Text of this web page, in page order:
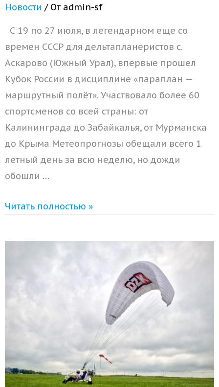
Новости / От admin-sf
С 19 по 27 июля, в легендарном еще со
времен СССР для дельтапланеристов с.
Аскарово (Южный Урал), впервые прошел
Кубок России в дисциплине «параплан —
маршрутный полёт». Участвовало более 60
спортсменов со всей страны: от
Калининграда до Забайкалья, от Мурманска
до Крыма Метеопрогнозы обещали всего 1
летный день за всю неделю, но дожди
обошли …
Читать полностью »